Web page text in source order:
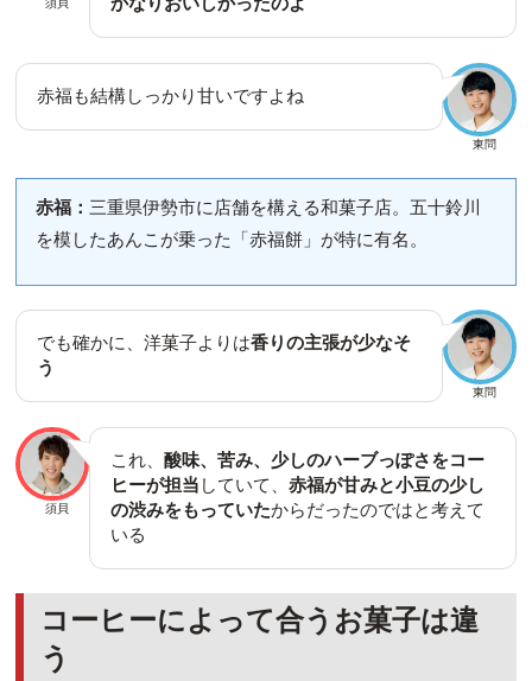
東問
赤福も結構しっかり甘いですよね
赤福： 三重県伊勢市に店舗を構える和菓子店。五十鈴川
を模したあんこが乗った「赤福餅」が特に有名。
東問
でも確かに、洋菓子よりは香りの主張が少なそ
う
須貝
これ、酸味、苦み、少しのハーブっぽさをコー
ヒーが担当 していて、赤福が甘みと小豆の少し
の渋みをもっていたからだったのではと考えて
いる
コーヒーによって合うお菓子は違
う